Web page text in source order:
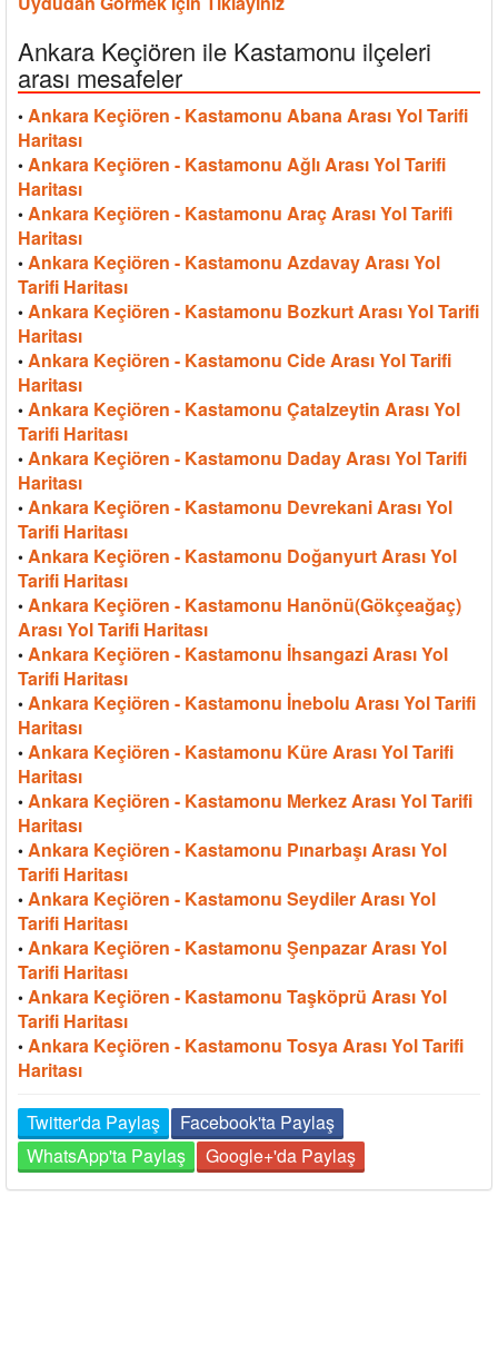
Ankara Keçiören ile Kastamonu ilçeleri
arası mesafeler
• Ankara Keçiören - Kastamonu Abana Arası Yol Tarifi
Haritası
• Ankara Keçiören - Kastamonu Ağlı Arası Yol Tarifi
Haritası
• Ankara Keçiören - Kastamonu Araç Arası Yol Tarifi
Haritası
• Ankara Keçiören - Kastamonu Azdavay Arası Yol
Tarifi Haritası
• Ankara Keçiören - Kastamonu Bozkurt Arası Yol Tarifi
Haritası
• Ankara Keçiören - Kastamonu Cide Arası Yol Tarifi
Haritası
• Ankara Keçiören - Kastamonu Çatalzeytin Arası Yol
Tarifi Haritası
• Ankara Keçiören - Kastamonu Daday Arası Yol Tarifi
Haritası
• Ankara Keçiören - Kastamonu Devrekani Arası Yol
Tarifi Haritası
• Ankara Keçiören - Kastamonu Doğanyurt Arası Yol
Tarifi Haritası
• Ankara Keçiören - Kastamonu Hanönü(Gökçeağaç)
Arası Yol Tarifi Haritası
• Ankara Keçiören - Kastamonu İhsangazi Arası Yol
Tarifi Haritası
• Ankara Keçiören - Kastamonu İnebolu Arası Yol Tarifi
Haritası
• Ankara Keçiören - Kastamonu Küre Arası Yol Tarifi
Haritası
• Ankara Keçiören - Kastamonu Merkez Arası Yol Tarifi
Haritası
• Ankara Keçiören - Kastamonu Pınarbaşı Arası Yol
Tarifi Haritası
• Ankara Keçiören - Kastamonu Seydiler Arası Yol
Tarifi Haritası
• Ankara Keçiören - Kastamonu Şenpazar Arası Yol
Tarifi Haritası
• Ankara Keçiören - Kastamonu Taşköprü Arası Yol
Tarifi Haritası
• Ankara Keçiören - Kastamonu Tosya Arası Yol Tarifi
Haritası
Twitter'da Paylaş
Facebook'ta Paylaş
WhatsApp'ta Paylaş
Google+'da Paylaş